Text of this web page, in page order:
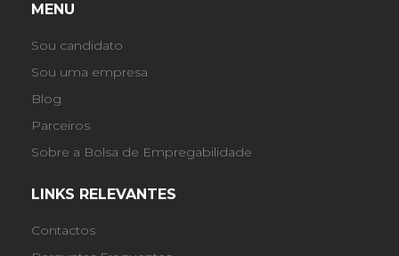
MENU
Sou candidato
Sou uma empresa
Blog
Parceiros
Sobre a Bolsa de Empregabilidade
LINKS RELEVANTES
Contactos